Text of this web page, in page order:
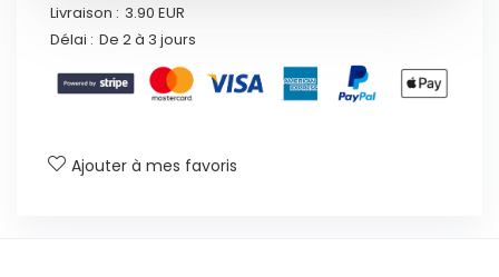
Livraison : 3.90 EUR
Délai : De 2 à 3 jours
Ajouter à mes favoris